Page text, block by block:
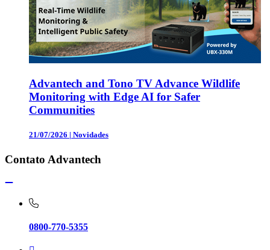
Advantech and Tono TV Advance Wildlife
Monitoring with Edge AI for Safer
Communities
21/07/2026 | Novidades
Contato Advantech
0800-770-5355